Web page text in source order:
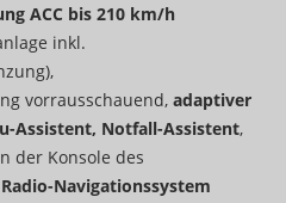
ACC bis 210 km/h
inkl.
vorrausschauend, adaptiver
Assistent, Notfall-Assistent,
der Konsole des
Radio-Navigationssystem